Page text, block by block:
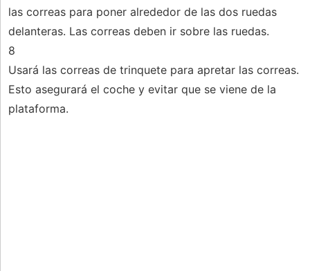
las correas para poner alrededor de las dos ruedas
delanteras. Las correas deben ir sobre las ruedas.
8
Usará las correas de trinquete para apretar las correas.
Esto asegurará el coche y evitar que se viene de la
plataforma.